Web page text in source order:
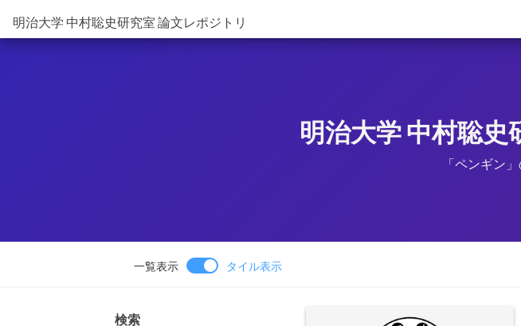
明治大学 中村聡史研究室 論文レポジトリ
明治大学 中村聡史
「ペンギン
一覧表示 タイル表示
検索